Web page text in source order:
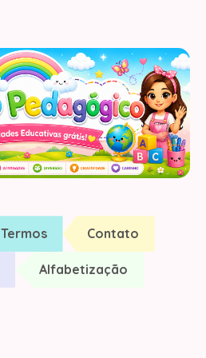
Termos Contato
Alfabetização